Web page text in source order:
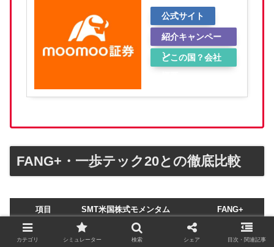
公式サイト
紹介キャンペー
ン
どこの国？会社
FANG+・一歩テック20との徹底比較
項目 SMT米国株式モメンタム FANG+
銘柄数 21社 10社
カテゴリ シミュレーター 検索 シェア 目次・関連記事